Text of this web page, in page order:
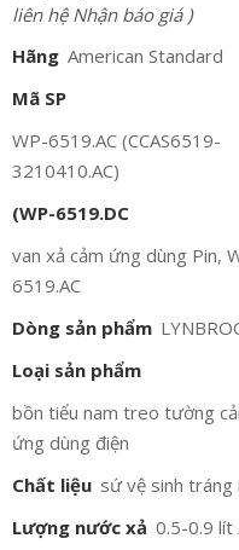
liên hệ Nhận báo giá )
Hãng American Standard
Mã SP
WP-6519.AC (CCAS6519-
3210410.AC)
(WP-6519.DC
van xả cảm ứng dùng Pin,
6519.AC
Dòng sản phẩm
Loại sản phẩm
bồn tiểu nam treo tường
ứng dùng điện
Chất liệu sứ vệ sinh tráng
Lượng nước xả 0.5-0.9 lít